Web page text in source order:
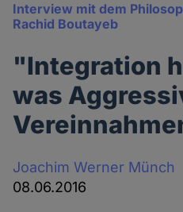
Interview mit dem
Rachid Boutayeb
"Integration
was
Joachim Werner Münch
08.06.2016